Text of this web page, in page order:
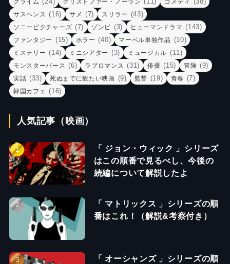
サスペンス (16) サメ (7) スリラー (43)
ソニーピクチャーズ (7) ゾンビ (3) ヒューマンドラマ (143)
ファンタジー (15) ホラー (40) マーベル単独作品 (10)
ミステリー (14) ミニシアター (3) ミュージカル (11)
モンスターバース (6) ラブロマンス (31) 俳優 (15) 冒険 (9)
実話 (33) 死ぬまでに観たい映画 (9) 監督 (19) 青春 (7)
韓国カフェ (16)
人気記事（映画）
「 ジョン・ウィック 」シリーズ
はこの順番で見るべし、今後の
続編について解説したよ
「 マトリックス 」シリーズの順
番はこれ！（解説&考察付き）
「 オーシャンズ 」シリーズの順